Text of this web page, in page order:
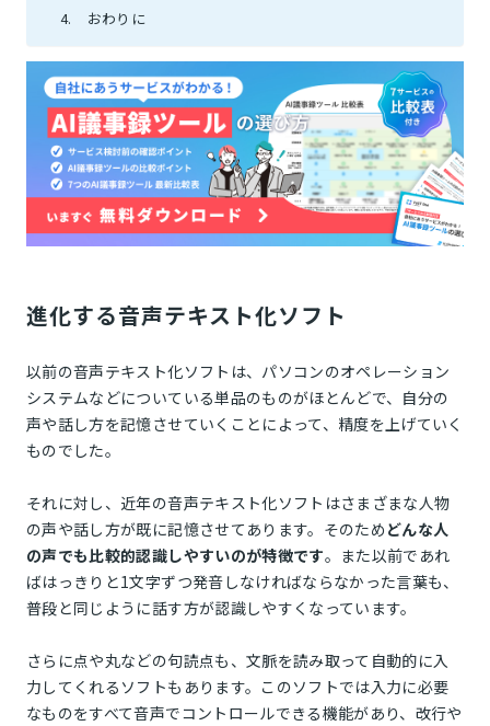
おわりに
進化する音声テキスト化ソフト
以前の音声テキスト化ソフトは、パソコンのオペレーション
システムなどについている単品のものがほとんどで、自分の
声や話し方を記憶させていくことによって、精度を上げていく
ものでした。
それに対し、近年の音声テキスト化ソフトはさまざまな人物
の声や話し方が既に記憶させてあります。そのため どんな人
の声でも比較的認識しやすいのが特徴です。また以前であれ
ばはっきりと1文字ずつ発音しなければならなかった言葉も、
普段と同じように話す方が認識しやすくなっています。
さらに点や丸などの句読点も、文脈を読み取って自動的に入
力してくれるソフトもあります。このソフトでは入力に必要
なものをすべて音声でコントロールできる機能があり、改行や